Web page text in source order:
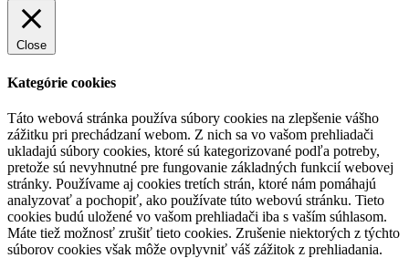
Close
Kategórie cookies
Táto webová stránka používa súbory cookies na zlepšenie vášho
zážitku pri prechádzaní webom. Z nich sa vo vašom prehliadači
ukladajú súbory cookies, ktoré sú kategorizované podľa potreby,
pretože sú nevyhnutné pre fungovanie základných funkcií webovej
stránky. Používame aj cookies tretích strán, ktoré nám pomáhajú
analyzovať a pochopiť, ako používate túto webovú stránku. Tieto
cookies budú uložené vo vašom prehliadači iba s vaším súhlasom.
Máte tiež možnosť zrušiť tieto cookies. Zrušenie niektorých z týchto
súborov cookies však môže ovplyvniť váš zážitok z prehliadania.